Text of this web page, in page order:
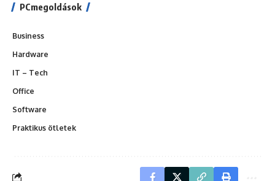
PCmegoldások
Business
Hardware
IT – Tech
Office
Software
Praktikus ötletek